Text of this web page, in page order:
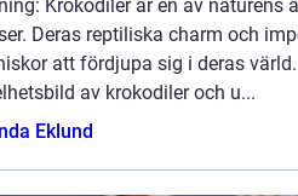
Krokodiler är en av naturens
Deras reptiliska charm och
att fördjupa sig i deras
av krokodiler och u...
Eklund